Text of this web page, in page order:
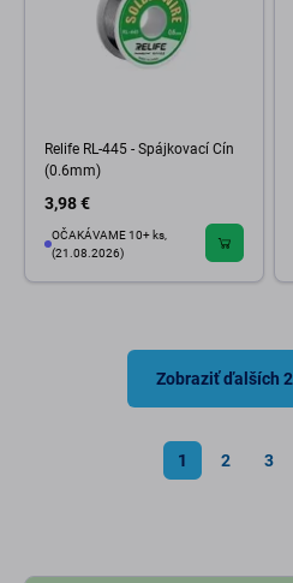
Relife RL-445 - Spájkovací Cín
(0.6mm)
3,98 €
OČAKÁVAME 10+ ks,
(21.08.2026)
Zobraziť ďalších
1 2 3